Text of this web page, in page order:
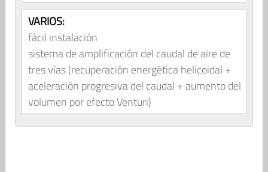
VARIOS:
fácil instalación
sistema de amplificación del caudal de aire de
tres vías (recuperación energética helicoidal +
aceleración progresiva del caudal + aumento del
volumen por efecto Venturi)